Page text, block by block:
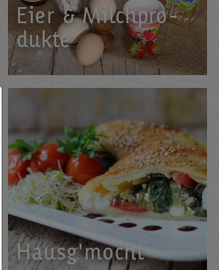
Eier & Milch­pro­
duk­te
Hausg'mocht